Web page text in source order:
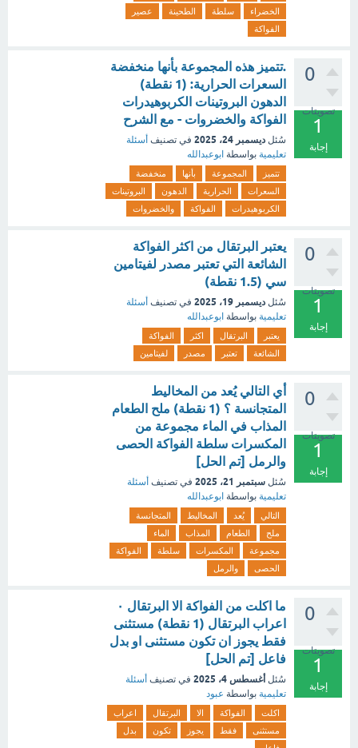
الخضراء
سلطة الطحينة
عصير
الفواكة
0
تصويتات
1
إجابة
.تتميز هذه المجموعة بأنها منخفضة
السعرات الحرارية: (1 نقطة)
الدهون البروتينات الكربوهيدرات
الفواكة والخضروات - مع الشرح
سُئل ديسمبر 24، 2025 في تصنيف أسئلة
تعليمية بواسطة ابوعبدالله
تتميز المجموعة بأنها
منخفضة
السعرات
الحرارية الدهون
البروتينات
الكربوهيدرات
الفواكة والخضروات
0
تصويتات
1
إجابة
يعتبر البرتقال من اكثر الفواكة
الشائعة التي تعتبر مصدر لفيتامين
سي (1.5 نقطة)
سُئل ديسمبر 19، 2025 في تصنيف أسئلة
تعليمية بواسطة ابوعبدالله
يعتبر البرتقال اكثر
الفواكة
الشائعة
تعتبر مصدر لفيتامين
0
تصويتات
1
إجابة
أي التالي يُعد من المخاليط
المتجانسة ؟ (1 نقطة) ملح الطعام
المذاب في الماء مجموعة من
المكسرات سلطة الفواكة الحصى
والرمل [تم الحل]
سُئل سبتمبر 21، 2025 في تصنيف أسئلة
تعليمية بواسطة ابوعبدالله
التالي يُعد المخاليط
المتجانسة
ملح
الطعام المذاب
الماء
مجموعة
المكسرات سلطة
الفواكة
الحصى
والرمل
0
تصويتات
1
إجابة
ما اكلت من الفواكة الا البرتقال ٠
اعراب البرتقال (1 نقطة) مستثنى
فقط يجوز ان تكون مستثنى او بدل
فاعل [تم الحل]
سُئل أغسطس 4، 2025 في تصنيف أسئلة
تعليمية بواسطة عبود
اكلت الفواكة الا البرتقال
اعراب
مستثنى
فقط يجوز تكون
بدل